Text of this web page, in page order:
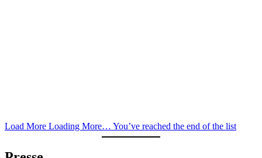
Load More Loading More… You’ve reached the end of the list